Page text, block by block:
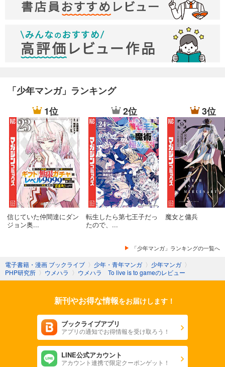
ターボの10で練習して
「普通にやらない？」の普通がターボの3じゃなく
驕慢！
奥山佳恵（だよね？）も割と似てるｗ
キャプテン翼のやつはマジネタなの？
イマイチピンと来ないんだが…
堰を切った様に爆発（ていうか単なるキレやすいガキ）っての
は
イメージと合うがｗ
ゲーセンの筐体を見るシーンは好きだが…マジなのかなー？
ネオ＆ジオがマジっぽさを強くさせてくれてるがｗ
つーか姉ちゃん何者だｗｗｗ
瞬間記憶能力とか持ってんの？
「少年マンガ」ランキング
1位
信じていた仲間達にダン
ジョン奥...
2位
転生したら第七王子だっ
たので、...
3位
魔女と傭兵
「少年マンガ」ランキングの一覧へ
電子書籍・漫画 ブックライブ 〉 少年・青年マンガ 〉 少年マンガ 〉
PHP研究所 〉 ウメハラ 〉 ウメハラ To live is to gameのレビュー
新刊やお得な情報をお届けします！
ブックライブアプリ
アプリの通知でお得情報を受け取ろう！
LINE公式アカウント
アカウント連携で限定クーポンゲット！